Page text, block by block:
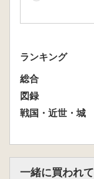
ランキング
総合
図録
戦国・近世・城
一緒に買われ